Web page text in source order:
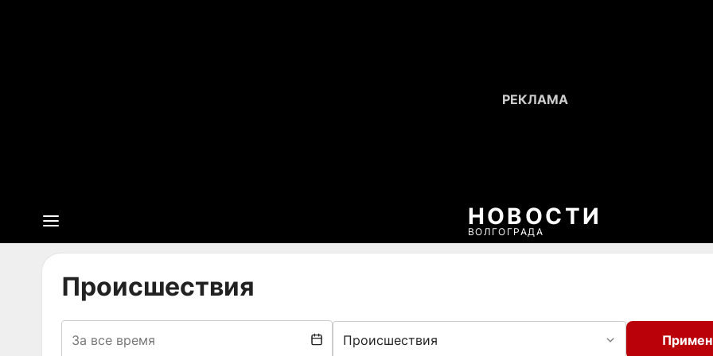
НОВОСТИ
ВОЛГОГРАДА
Происшествия
Происшествия